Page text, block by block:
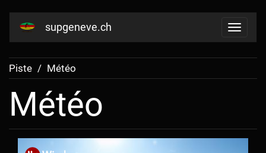
supgeneve.ch
Piste Météo
Météo